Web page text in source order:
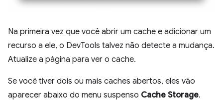
Na primeira vez que você abrir um cache e adicionar um
recurso a ele, o DevTools talvez não detecte a mudança.
Atualize a página para ver o cache.
Se você tiver dois ou mais caches abertos, eles vão
aparecer abaixo do menu suspenso Cache Storage.